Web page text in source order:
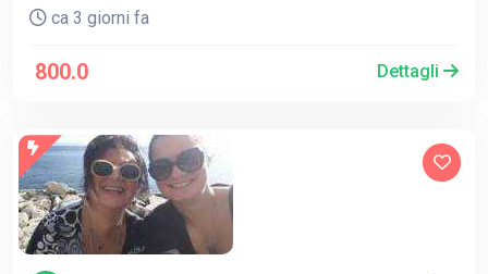
ca 3 giorni fa
800.0 Dettagli